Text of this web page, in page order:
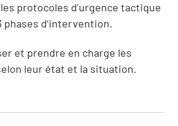
protocoles d’urgence tactique
phases d’intervention.
et prendre en charge les
leur état et la situation.
SESSION